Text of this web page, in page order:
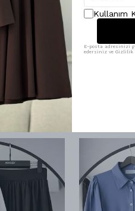
Benzer Ürünler
Kullanım
E-posta adresinizi
edersiniz ve Gizlilik